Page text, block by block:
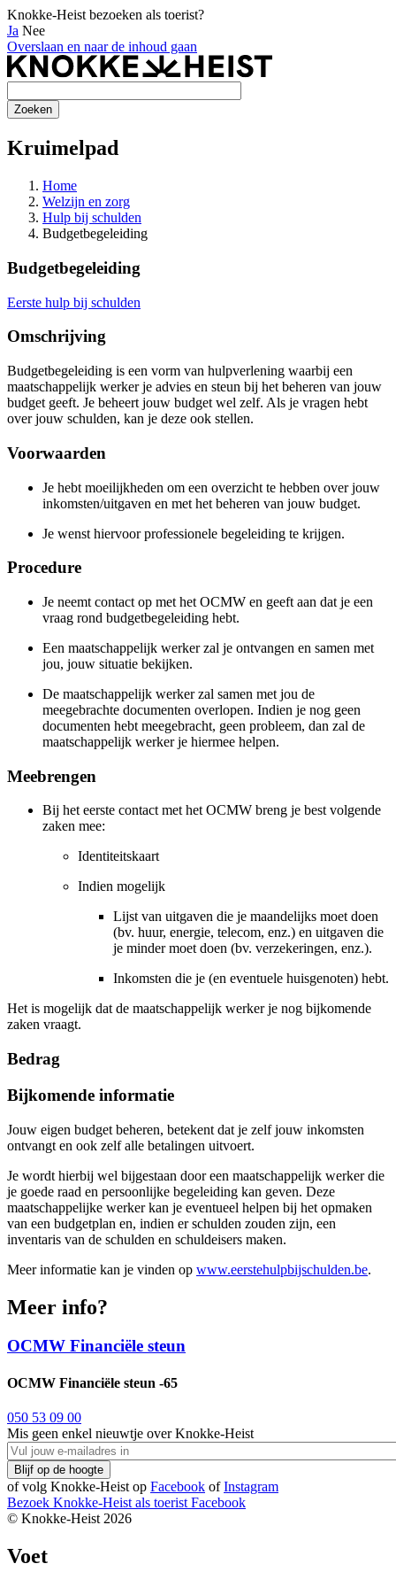
Knokke-Heist bezoeken als toerist?
Ja Nee
Overslaan en naar de inhoud gaan
Kruimelpad
Home
Welzijn en zorg
Hulp bij schulden
Budgetbegeleiding
Budgetbegeleiding
Eerste hulp bij schulden
Omschrijving
Budgetbegeleiding is een vorm van hulpverlening waarbij een
maatschappelijk werker je advies en steun bij het beheren van jouw
budget geeft. Je beheert jouw budget wel zelf. Als je vragen hebt
over jouw schulden, kan je deze ook stellen.
Voorwaarden
Je hebt moeilijkheden om een overzicht te hebben over jouw
inkomsten/uitgaven en met het beheren van jouw budget.
Je wenst hiervoor professionele begeleiding te krijgen.
Procedure
Je neemt contact op met het OCMW en geeft aan dat je een
vraag rond budgetbegeleiding hebt.
Een maatschappelijk werker zal je ontvangen en samen met
jou, jouw situatie bekijken.
De maatschappelijk werker zal samen met jou de
meegebrachte documenten overlopen. Indien je nog geen
documenten hebt meegebracht, geen probleem, dan zal de
maatschappelijk werker je hiermee helpen.
Meebrengen
Bij het eerste contact met het OCMW breng je best volgende
zaken mee:
Identiteitskaart
Indien mogelijk
Lijst van uitgaven die je maandelijks moet doen
(bv. huur, energie, telecom, enz.) en uitgaven die
je minder moet doen (bv. verzekeringen, enz.).
Inkomsten die je (en eventuele huisgenoten) hebt.
Het is mogelijk dat de maatschappelijk werker je nog bijkomende
zaken vraagt.
Bedrag
Bijkomende informatie
Jouw eigen budget beheren, betekent dat je zelf jouw inkomsten
ontvangt en ook zelf alle betalingen uitvoert.
Je wordt hierbij wel bijgestaan door een maatschappelijk werker die
je goede raad en persoonlijke begeleiding kan geven. Deze
maatschappelijke werker kan je eventueel helpen bij het opmaken
van een budgetplan en, indien er schulden zouden zijn, een
inventaris van de schulden en schuldeisers maken.
Meer informatie kan je vinden op www.eerstehulpbijschulden.be.
Meer info?
OCMW Financiële steun
OCMW Financiële steun -65
050 53 09 00
Mis geen enkel nieuwtje over Knokke-Heist
of volg Knokke-Heist op Facebook ofInstagram
Bezoek Knokke-Heist als toerist Facebook
© Knokke-Heist 2026
Voet